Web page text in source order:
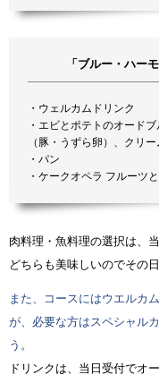
「ブルー・ハー
・ウェルカムドリンク
・エビとポテトのオード
（豚・うずら卵）、クリ
・パン
・ケークオペラ フルーツ
肉料理・魚料理の選択は、
どちらも美味しいのでその
また、コースにはウエルカ
が、必要な方はスペシャル
う。
ドリンクは、当日受付でオ